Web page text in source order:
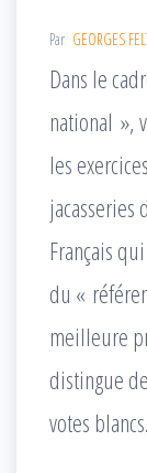
Par GEORGES
Dans le
national »,
les
Français
du «
meilleure
distingue
votes blancs.